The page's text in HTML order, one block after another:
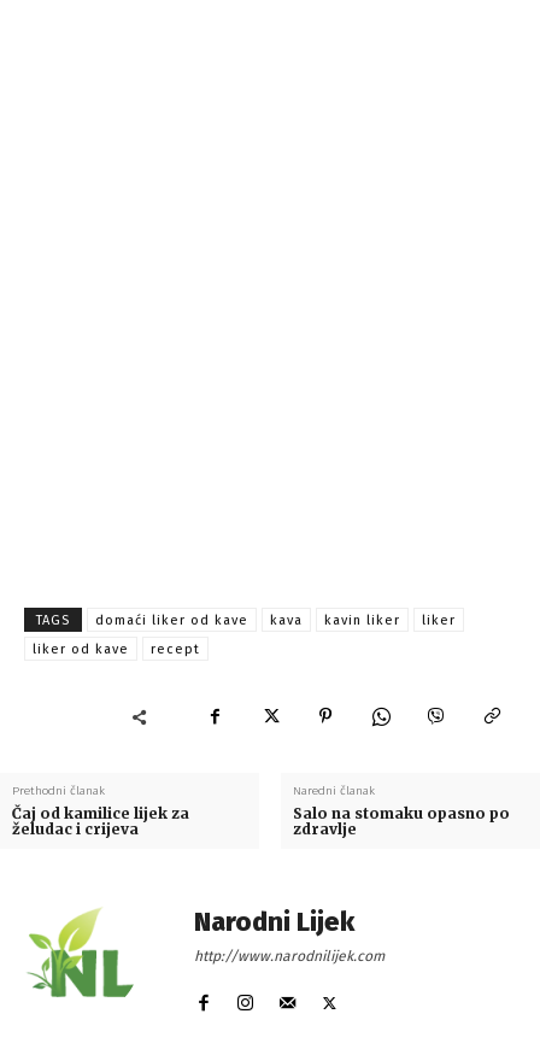
TAGS domaći liker od kave kava kavin liker
liker
liker od kave
recept
Prethodni članak
Čaj od kamilice lijek za
želudac i crijeva
Naredni članak
Salo na stomaku opasno po
zdravlje
Narodni Lijek
http://www.narodnilijek.com